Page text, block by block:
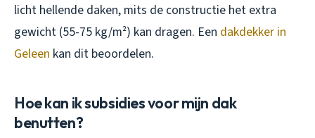
licht hellende daken, mits de constructie het extra
gewicht (55-75 kg/m²) kan dragen. Een dakdekker in
Geleen kan dit beoordelen.
Hoe kan ik subsidies voor mijn dak
benutten?